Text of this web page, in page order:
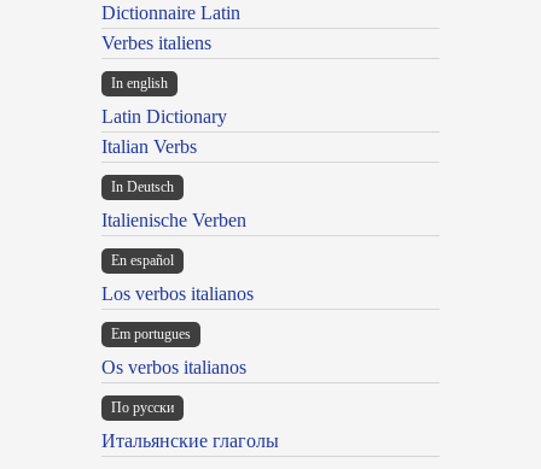
Dictionnaire Latin
Verbes italiens
In english
Latin Dictionary
Italian Verbs
In Deutsch
Italienische Verben
En español
Los verbos italianos
Em portugues
Os verbos italianos
По русски
Итальянские глаголы